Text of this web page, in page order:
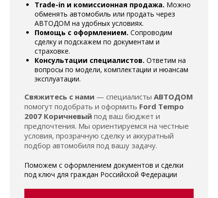
Trade-in и комиссионная продажа. Можно
обменять автомобиль или продать через
АВТОДОМ на удобных условиях.
Помощь с оформлением. Сопроводим
сделку и подскажем по документам и
страховке.
Консультации специалистов. Ответим на
вопросы по модели, комплектации и нюансам
эксплуатации.
Свяжитесь с нами — специалисты АВТОДОМ
помогут подобрать и оформить Ford Tempo
2007 Коричневый под ваш бюджет и
предпочтения. Мы ориентируемся на честные
условия, прозрачную сделку и аккуратный
подбор автомобиля под вашу задачу.
Поможем с оформлением документов и сделки
под ключ для граждан Российской Федерации